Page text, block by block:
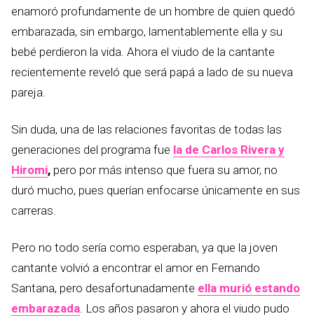
enamoró profundamente de un hombre de quien quedó
embarazada, sin embargo, lamentablemente ella y su
bebé perdieron la vida. Ahora el viudo de la cantante
recientemente reveló que será papá a lado de su nueva
pareja.
Sin duda, una de las relaciones favoritas de todas las
generaciones del programa fue la de Carlos Rivera y
Hiromi, pero por más intenso que fuera su amor, no
duró mucho, pues querían enfocarse únicamente en sus
carreras.
Pero no todo sería como esperaban, ya que la joven
cantante volvió a encontrar el amor en Fernando
Santana, pero desafortunadamente ella murió estando
embarazada. Los años pasaron y ahora el viudo pudo